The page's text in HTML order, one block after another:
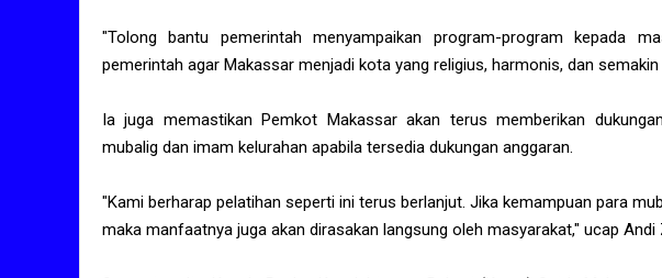
"Tolong bantu pemerintah menyampaikan program-program kepada
pemerintah agar Makassar menjadi kota yang religius, harmonis, dan
Ia juga memastikan Pemkot Makassar akan terus memberikan
mubalig dan imam kelurahan apabila tersedia dukungan anggaran.
"Kami berharap pelatihan seperti ini terus berlanjut. Jika kemampuan para
maka manfaatnya juga akan dirasakan langsung oleh masyarakat," ucap Andi